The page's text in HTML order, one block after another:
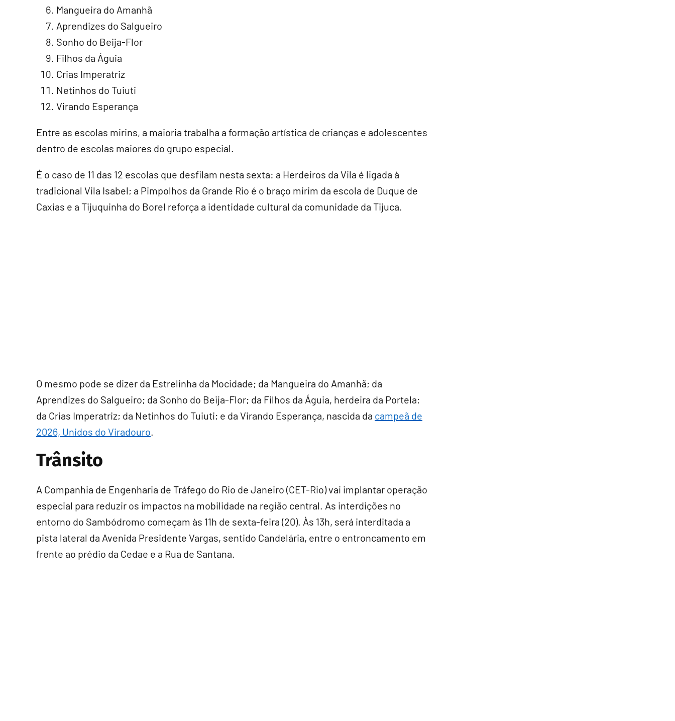
Mangueira do Amanhã
Aprendizes do Salgueiro
Sonho do Beija-Flor
Filhos da Águia
Crias Imperatriz
Netinhos do Tuiuti
Virando Esperança
Entre as escolas mirins, a maioria trabalha a formação artística de crianças e adolescentes
dentro de escolas maiores do grupo especial.
É o caso de 11 das 12 escolas que desfilam nesta sexta: a Herdeiros da Vila é ligada à
tradicional Vila Isabel; a Pimpolhos da Grande Rio é o braço mirim da escola de Duque de
Caxias e a Tijuquinha do Borel reforça a identidade cultural da comunidade da Tijuca.
O mesmo pode se dizer da Estrelinha da Mocidade; da Mangueira do Amanhã; da
Aprendizes do Salgueiro; da Sonho do Beija-Flor; da Filhos da Águia, herdeira da Portela;
da Crias Imperatriz; da Netinhos do Tuiuti; e da Virando Esperança, nascida da campeã de
2026, Unidos do Viradouro.
Trânsito
A Companhia de Engenharia de Tráfego do Rio de Janeiro (CET-Rio) vai implantar operação
especial para reduzir os impactos na mobilidade na região central. As interdições no
entorno do Sambódromo começam às 11h de sexta-feira (20). Às 13h, será interditada a
pista lateral da Avenida Presidente Vargas, sentido Candelária, entre o entroncamento em
frente ao prédio da Cedae e a Rua de Santana.